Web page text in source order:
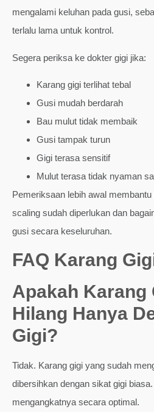
mengalami keluhan pada gusi,
terlalu lama untuk kontrol.
Segera periksa ke dokter gigi jika:
Karang gigi terlihat tebal
Gusi mudah berdarah
Bau mulut tidak membaik
Gusi tampak turun
Gigi terasa sensitif
Mulut terasa tidak nyaman
Pemeriksaan lebih awal
scaling sudah diperlukan dan
gusi secara keseluruhan.
FAQ Karang
Apakah Karang
Hilang Hanya
Gigi?
Tidak. Karang gigi yang sudah
dibersihkan dengan sikat gigi
mengangkatnya secara optimal.